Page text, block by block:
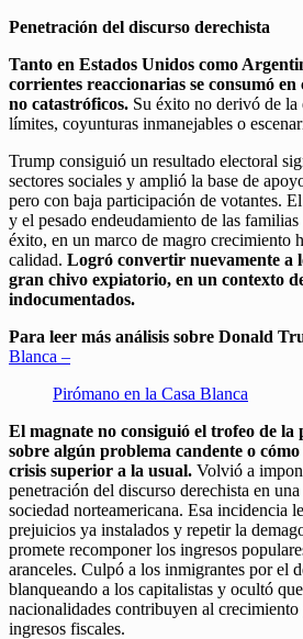
Penetración del discurso derechista
Tanto en Estados Unidos como
corrientes reaccionarias se consumó
no catastróficos. Su éxito no derivó de la
límites, coyunturas inmanejables o
Trump consiguió un resultado electoral
sectores sociales y amplió la base de
pero con baja participación de votantes.
y el pesado endeudamiento de las
éxito, en un marco de magro crecimiento
calidad. Logró convertir nuevamente a
gran chivo expiatorio, en un contexto
indocumentados.
Para leer más análisis sobre Donald
Blanca –
Pirómano en la Casa Blanca
El magnate no consiguió el trofeo de la
sobre algún problema candente o
crisis superior a la usual. Volvió a
penetración del discurso derechista en
sociedad norteamericana. Esa incidencia
prejuicios ya instalados y repetir la
promete recomponer los ingresos
aranceles. Culpó a los inmigrantes por el
blanqueando a los capitalistas y ocultó
nacionalidades contribuyen al
ingresos fiscales.